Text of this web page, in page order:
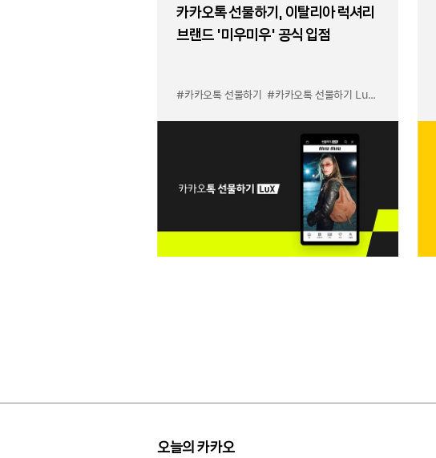
카카오톡 선물하기, 이탈리아 럭셔리
브랜드 '미우미우' 공식 입점
#카카오톡 선물하기 #카카오톡 선물하기 LuX 미우미우 입점
오늘의 카카오